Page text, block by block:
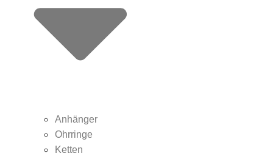
Anhänger
Ohrringe
Ketten